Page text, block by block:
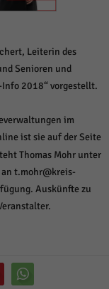
Leiterin des
Senioren und
Info 2018“ vorgestellt.
im
ist sie auf der Seite
Thomas Mohr unter
t.mohr@kreis-
Auskünfte zu
Informationen helfen
nutzen.
indem sie Besucher
Einwilligung